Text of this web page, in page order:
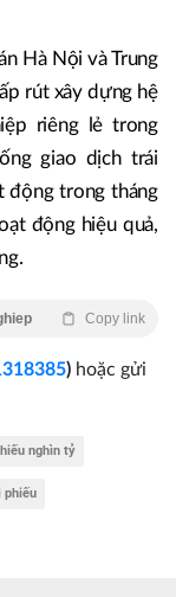
Hà Nội và Trung
rút xây dựng hệ
riêng lẻ trong
giao dịch trái
động trong tháng
động hiệu quả,
Copy link
) hoặc gửi
nghìn tỷ
phiếu